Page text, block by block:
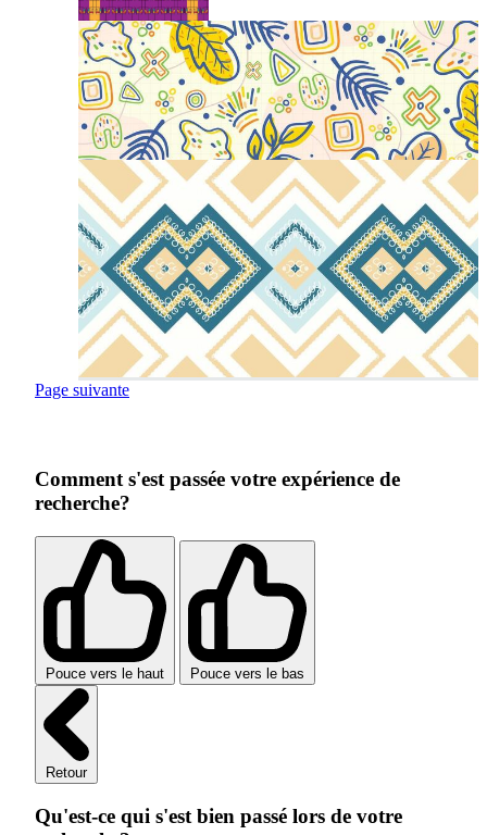
Page suivante
Comment s'est passée votre expérience de
recherche?
Pouce vers le haut Pouce vers le bas
Retour
Qu'est-ce qui s'est bien passé lors de votre